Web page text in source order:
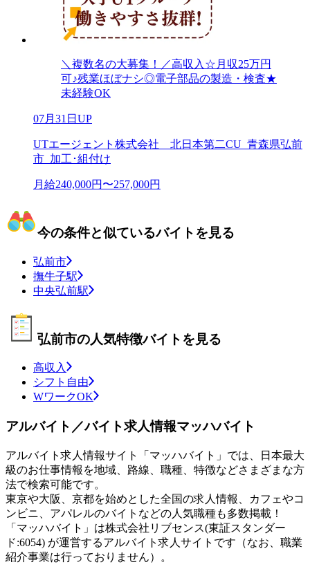
＼複数名の大募集！／高収入☆月収25万円
可♪残業ほぼナシ◎電子部品の製造・検査★
未経験OK
07月31日UP
UTエージェント株式会社 北日本第二CU_青森県弘前
市_加工･組付け
月給240,000円〜257,000円
今の条件と似ているバイトを見る
弘前市
撫牛子駅
中央弘前駅
弘前市の人気特徴バイトを見る
高収入
シフト自由
WワークOK
アルバイト／バイト求人情報マッハバイト
アルバイト求人情報サイト「マッハバイト」では、日本最大
級のお仕事情報を地域、路線、職種、特徴などさまざまな方
法で検索可能です。
東京や大阪、京都を始めとした全国の求人情報、カフェやコ
ンビニ、アパレルのバイトなどの人気職種も多数掲載！
「マッハバイト」は株式会社リブセンス(東証スタンダー
ド:6054) が運営するアルバイト求人サイトです（なお、職業
紹介事業は行っておりません）。